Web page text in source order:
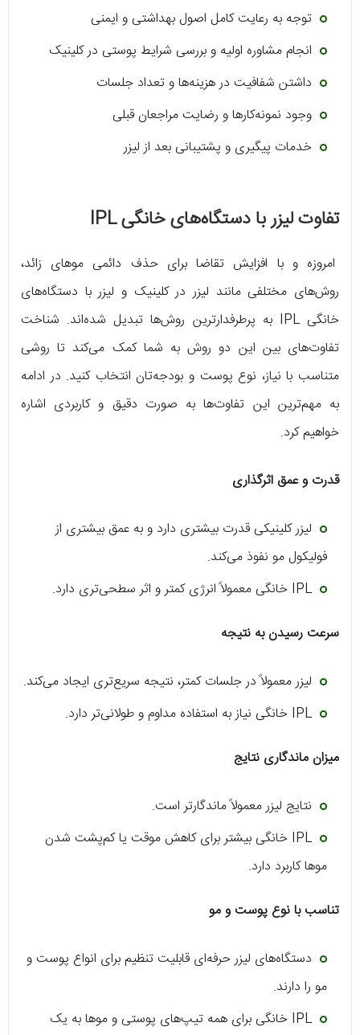
توجه به رعایت کامل اصول بهداشتی و ایمنی
انجام مشاوره اولیه و بررسی شرایط پوستی در کلینیک
داشتن شفافیت در هزینه‌ها و تعداد جلسات
وجود نمونه‌کارها و رضایت مراجعان قبلی
خدمات پیگیری و پشتیبانی بعد از لیزر
تفاوت لیزر با دستگاه‌های خانگی IPL
امروزه و با افزایش تقاضا برای حذف دائمی موهای زائد،
روش‌های مختلفی مانند لیزر در کلینیک و لیزر با دستگاه‌های
خانگی IPL به پرطرفدارترین روش‌ها تبدیل شده‌اند. شناخت
تفاوت‌های بین این دو روش به شما کمک می‌کند تا روشی
متناسب با نیاز، نوع پوست و بودجه‌تان انتخاب کنید. در ادامه
به مهم‌ترین این تفاوت‌ها به صورت دقیق و کاربردی اشاره
خواهیم کرد.
قدرت و عمق اثرگذاری
لیزر کلینیکی قدرت بیشتری دارد و به عمق بیشتری از
فولیکول مو نفوذ می‌کند.
IPL خانگی معمولاً انرژی کمتر و اثر سطحی‌تری دارد.
سرعت رسیدن به نتیجه
لیزر معمولاً در جلسات کمتر، نتیجه سریع‌تری ایجاد می‌کند.
IPL خانگی نیاز به استفاده مداوم و طولانی‌تر دارد.
میزان ماندگاری نتایج
نتایج لیزر معمولاً ماندگارتر است.
IPL خانگی بیشتر برای کاهش موقت یا کم‌پشت شدن
موها کاربرد دارد.
تناسب با نوع پوست و مو
دستگاه‌های لیزر حرفه‌ای قابلیت تنظیم برای انواع پوست و
مو را دارند.
IPL خانگی برای همه تیپ‌های پوستی و موها به یک